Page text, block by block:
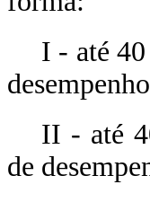
I - até
II - até
de